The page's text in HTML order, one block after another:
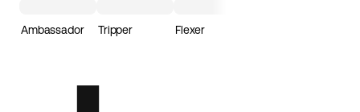
Ambassador Tripper Flexer